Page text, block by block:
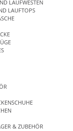
LAUFWESTEN
LAUFTOPS
& ZUBEHÖR